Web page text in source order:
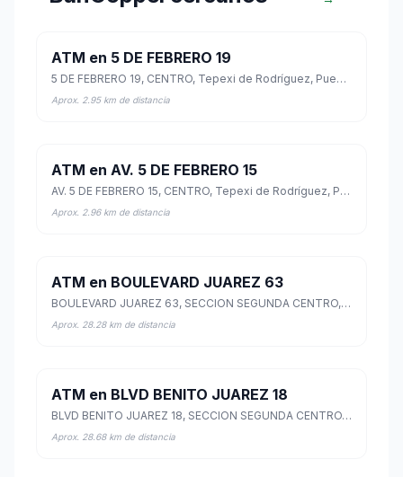
ATM en 5 DE FEBRERO 19
5 DE FEBRERO 19, CENTRO, Tepexi de Rodríguez, Puebla
Aprox. 2.95 km de distancia
ATM en AV. 5 DE FEBRERO 15
AV. 5 DE FEBRERO 15, CENTRO, Tepexi de Rodríguez, Puebla
Aprox. 2.96 km de distancia
ATM en BOULEVARD JUAREZ 63
BOULEVARD JUAREZ 63, SECCION SEGUNDA CENTRO, Tlacotepec de Benito Juárez, Puebla
Aprox. 28.28 km de distancia
ATM en BLVD BENITO JUAREZ 18
BLVD BENITO JUAREZ 18, SECCION SEGUNDA CENTRO, Tlacotepec de Benito Juárez, Puebla
Aprox. 28.68 km de distancia